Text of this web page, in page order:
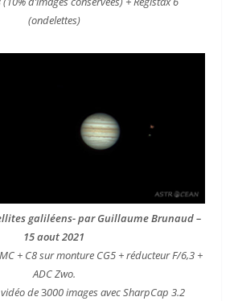
(ondelettes)
galiléens- par Guillaume Brunaud –
15 aout 2021
+ C8 sur monture CG5 + réducteur F/6,3 +
ADC Zwo.
de3000 images avec SharpCap 3.2